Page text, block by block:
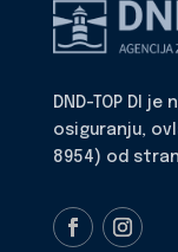
DND-TOP DI
osiguranju,
8954) od